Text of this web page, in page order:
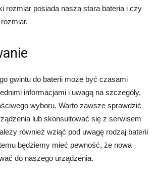
rozmiar posiada nasza stara bateria i czy
gwintu do baterii może być czasami
informacjami i uwagą na szczegóły,
wyboru. Warto zawsze sprawdzić
lub skonsultować się z serwisem
również wziąć pod uwagę rodzaj baterii
będziemy mieć pewność, że nowa
do naszego urządzenia.